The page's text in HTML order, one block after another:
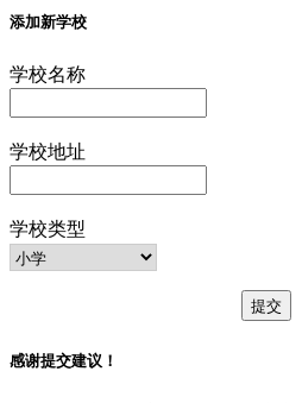
添加新学校
学校名称
学校地址
学校类型
提交
感谢提交建议！